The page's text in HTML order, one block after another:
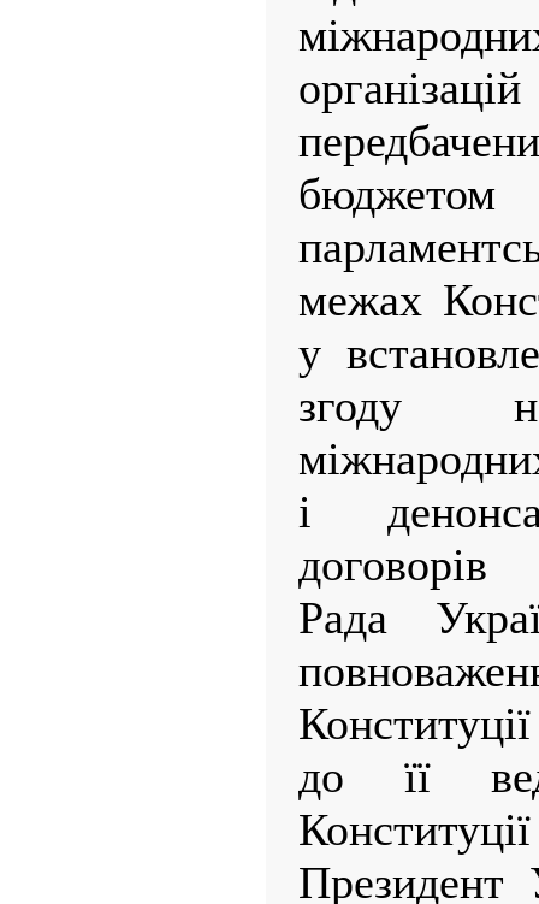
бюджетом
межах
у
згоду
і
Рада
до її
Президент